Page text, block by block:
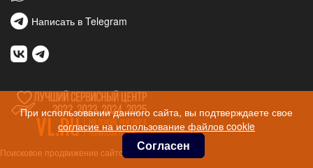
Написать в Telegram
Поисковое продвижение сайтов
При использовании данного сайта, вы подтверждаете свое
согласие на использование файлов cookie
Согласен